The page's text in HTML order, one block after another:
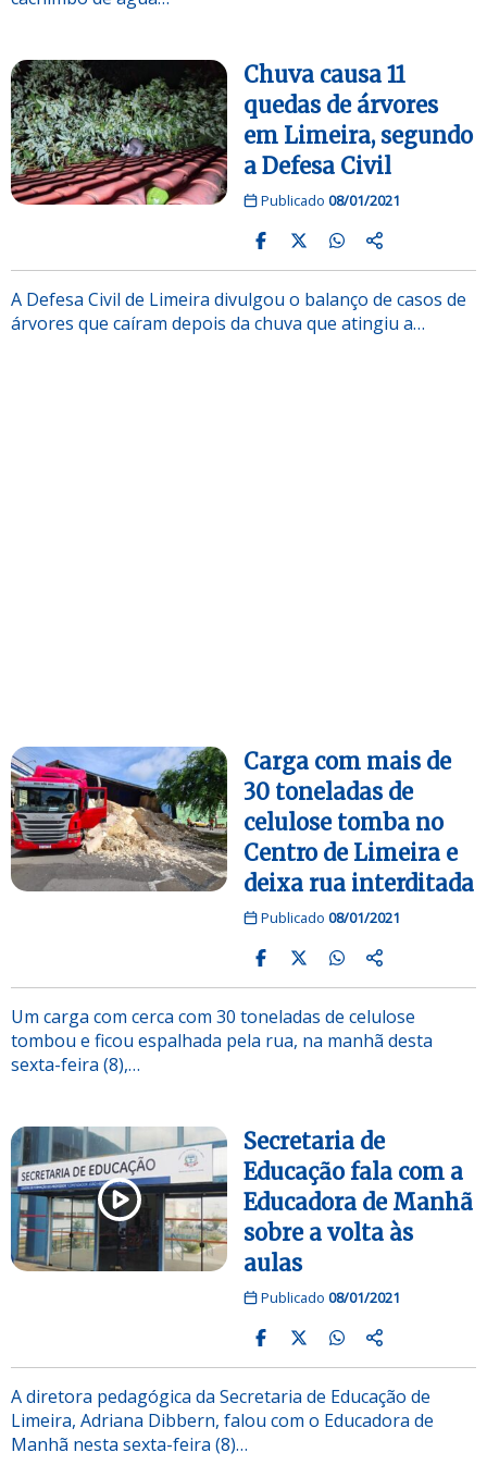
Chuva causa 11
quedas de árvores
em Limeira, segundo
a Defesa Civil
Publicado 08/01/2021
A Defesa Civil de Limeira divulgou o balanço de casos de
árvores que caíram depois da chuva que atingiu a…
Carga com mais de
30 toneladas de
celulose tomba no
Centro de Limeira e
deixa rua interditada
Publicado 08/01/2021
Um carga com cerca com 30 toneladas de celulose
tombou e ficou espalhada pela rua, na manhã desta
sexta-feira (8),…
Secretaria de
Educação fala com a
Educadora de Manhã
sobre a volta às
aulas
Publicado 08/01/2021
A diretora pedagógica da Secretaria de Educação de
Limeira, Adriana Dibbern, falou com o Educadora de
Manhã nesta sexta-feira (8)…